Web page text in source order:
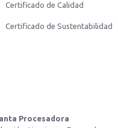
Certificado de Calidad
Certificado de Sustentabilidad
Procesadora